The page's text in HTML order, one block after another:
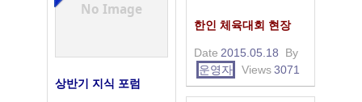
한인 체육대회 현장
Date 2015.05.18
By
운영자
Views3071
No Image
상반기 지식 포럼